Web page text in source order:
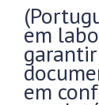
em
em